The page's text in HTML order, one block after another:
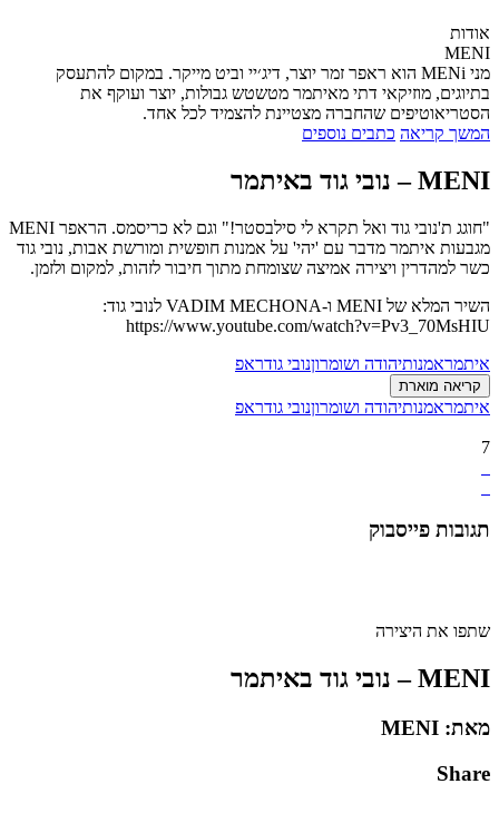
אודות
MENI
מני MENi הוא ראפר זמר יוצר, דיג׳יי וביט מייקר. במקום להתעסק
בתיוגים, מוזיקאי דתי מאיתמר מטשטש גבולות, יוצר ועוקף את
הסטריאוטיפים שהחברה מצטיינת להצמיד לכל אחד.
המשך קריאה כתבים נוספים
MENI – נובי גוד באיתמר
"חוגג ת'נובי גוד ואל תקרא לי סילבסטר!" וגם לא כריסמס. הראפר MENI
מגבעות איתמר מדבר עם 'יהי' על אמנות חופשית ומורשת אבות, נובי גוד
כשר למהדרין ויצירה אמיצה שצומחת מתוך חיבור לזהות, למקום ולזמן.
השיר המלא של MENI ו-VADIM MECHONA לנובי גוד:
https://www.youtube.com/watch?v=Pv3_70MsHIU
איתמראמנותיהודה ושומרוןנובי גודראפ
קריאה מוארת
איתמראמנותיהודה ושומרוןנובי גודראפ
7
תגובות פייסבוק
שתפו את היצירה
MENI – נובי גוד באיתמר
מאת: MENI
Share